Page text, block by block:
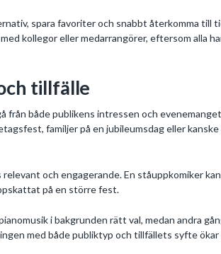
spara favoriter och snabbt återkomma till
kollegor eller medarrangörer, eftersom alla
tillfälle
både publikens intressen och
familjer på en jubileumsdag eller
och engagerande. En ståuppkomiker
på en större fest.
i bakgrunden rätt val, medan andra
med både publiktyp och tillfällets syfte ökar